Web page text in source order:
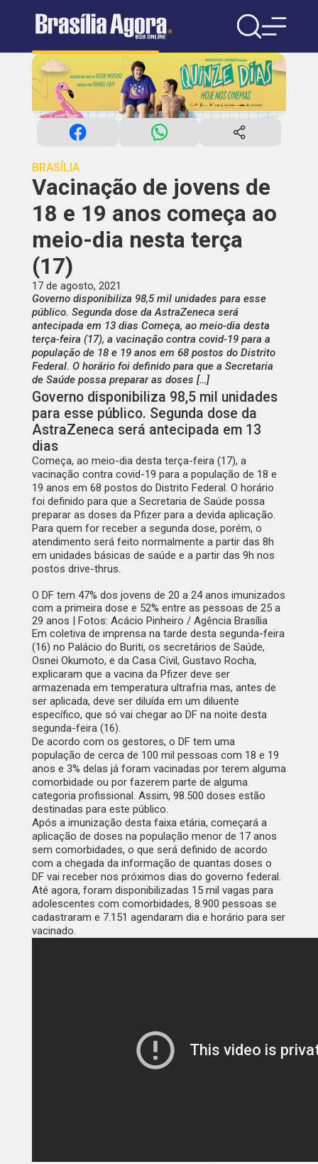
BRASÍLIA
Vacinação de jovens de
18 e 19 anos começa ao
meio-dia nesta terça
(17)
17 de agosto, 2021
Governo disponibiliza 98,5 mil unidades para esse
público. Segunda dose da AstraZeneca será
antecipada em 13 dias Começa, ao meio-dia desta
terça-feira (17), a vacinação contra covid-19 para a
população de 18 e 19 anos em 68 postos do Distrito
Federal. O horário foi definido para que a Secretaria
de Saúde possa preparar as doses […]
Governo disponibiliza 98,5 mil unidades
para esse público. Segunda dose da
AstraZeneca será antecipada em 13
dias
Começa, ao meio-dia desta terça-feira (17), a
vacinação contra covid-19 para a população de 18 e
19 anos em 68 postos do Distrito Federal. O horário
foi definido para que a Secretaria de Saúde possa
preparar as doses da Pfizer para a devida aplicação.
Para quem for receber a segunda dose, porém, o
atendimento será feito normalmente a partir das 8h
em unidades básicas de saúde e a partir das 9h nos
postos drive-thrus.
O DF tem 47% dos jovens de 20 a 24 anos imunizados
com a primeira dose e 52% entre as pessoas de 25 a
29 anos | Fotos: Acácio Pinheiro / Agência Brasília
Em coletiva de imprensa na tarde desta segunda-feira
(16) no Palácio do Buriti, os secretários de Saúde,
Osnei Okumoto, e da Casa Civil, Gustavo Rocha,
explicaram que a vacina da Pfizer deve ser
armazenada em temperatura ultrafria mas, antes de
ser aplicada, deve ser diluída em um diluente
específico, que só vai chegar ao DF na noite desta
segunda-feira (16).
De acordo com os gestores, o DF tem uma
população de cerca de 100 mil pessoas com 18 e 19
anos e 3% delas já foram vacinadas por terem alguma
comorbidade ou por fazerem parte de alguma
categoria profissional. Assim, 98.500 doses estão
destinadas para este público.
Após a imunização desta faixa etária, começará a
aplicação de doses na população menor de 17 anos
sem comorbidades, o que será definido de acordo
com a chegada da informação de quantas doses o
DF vai receber nos próximos dias do governo federal.
Até agora, foram disponibilizadas 15 mil vagas para
adolescentes com comorbidades, 8.900 pessoas se
cadastraram e 7.151 agendaram dia e horário para ser
vacinado.